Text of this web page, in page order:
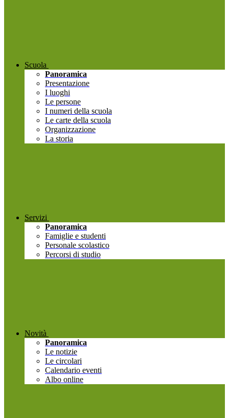
Scuola
Panoramica
Presentazione
I luoghi
Le persone
I numeri della scuola
Le carte della scuola
Organizzazione
La storia
Servizi
Panoramica
Famiglie e studenti
Personale scolastico
Percorsi di studio
Novità
Panoramica
Le notizie
Le circolari
Calendario eventi
Albo online